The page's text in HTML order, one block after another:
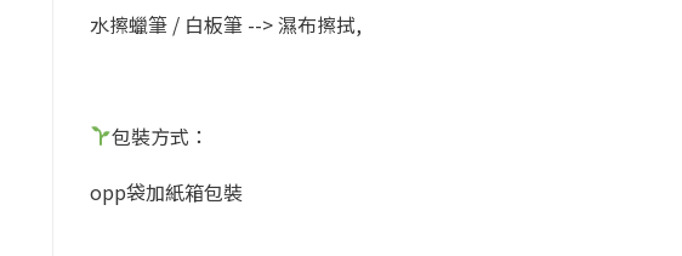
水擦蠟筆 / 白板筆 --> 濕布擦拭,
包裝方式：
opp袋加紙箱包裝